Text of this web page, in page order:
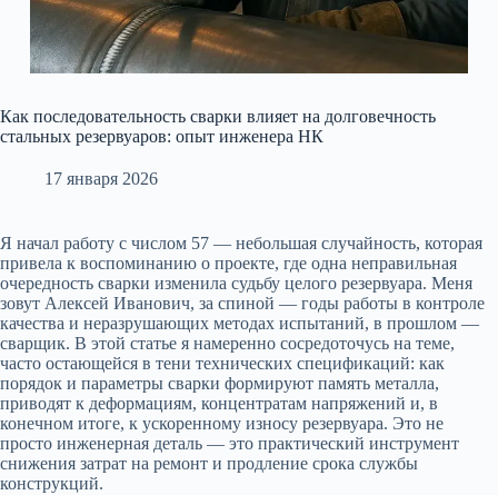
Как последовательность сварки влияет на долговечность
стальных резервуаров: опыт инженера НК
17 января 2026
Я начал работу с числом 57 — небольшая случайность, которая
привела к воспоминанию о проекте, где одна неправильная
очередность сварки изменила судьбу целого резервуара. Меня
зовут Алексей Иванович, за спиной — годы работы в контроле
качества и неразрушающих методах испытаний, в прошлом —
сварщик. В этой статье я намеренно сосредоточусь на теме,
часто остающейся в тени технических спецификаций: как
порядок и параметры сварки формируют память металла,
приводят к деформациям, концентратам напряжений и, в
конечном итоге, к ускоренному износу резервуара. Это не
просто инженерная деталь — это практический инструмент
снижения затрат на ремонт и продление срока службы
конструкций.